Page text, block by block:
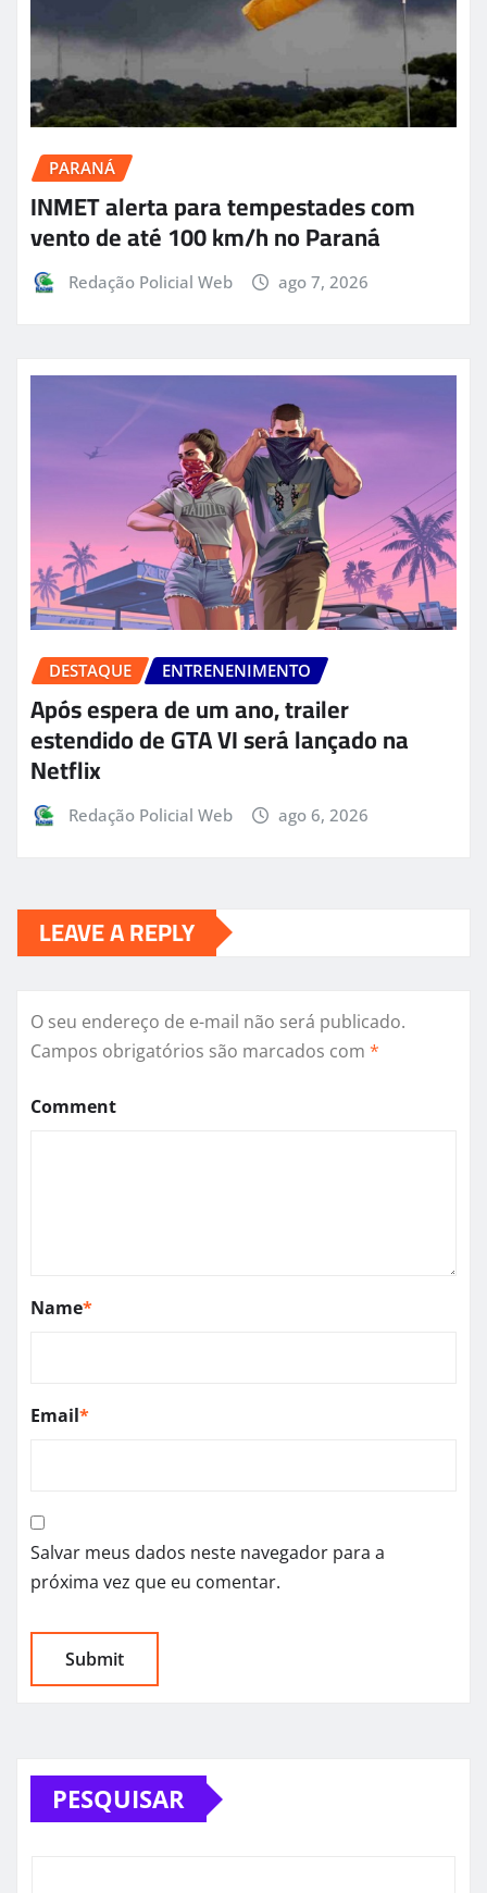
PARANÁ
INMET alerta para tempestades com
vento de até 100 km/h no Paraná
Redação Policial Web ago 7, 2026
DESTAQUE ENTRENENIMENTO
Após espera de um ano, trailer
estendido de GTA VI será lançado na
Netflix
Redação Policial Web ago 6, 2026
LEAVE A REPLY
O seu endereço de e-mail não será publicado.
Campos obrigatórios são marcados com *
Comment
Name*
Email*
Salvar meus dados neste navegador para a
próxima vez que eu comentar.
PESQUISAR